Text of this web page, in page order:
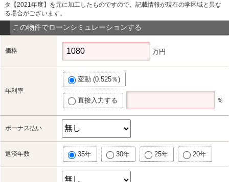
タ【2021年度】を元に加工したものですので、記載情報が現在の学区域と異な
る場合がございます。
この物件でローンシミュレーションする
価格 万円
年利率
変動 (0.525％)
直接入力する ％
ボーナス払い
返済年数 35年 30年 25年 20年